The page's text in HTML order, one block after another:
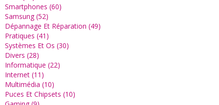
Smartphones (60)
Samsung (52)
Dépannage Et Réparation (49)
Pratiques (41)
Systèmes Et Os (30)
Divers (28)
Informatique (22)
Internet (11)
Multimédia (10)
Puces Et Chipsets (10)